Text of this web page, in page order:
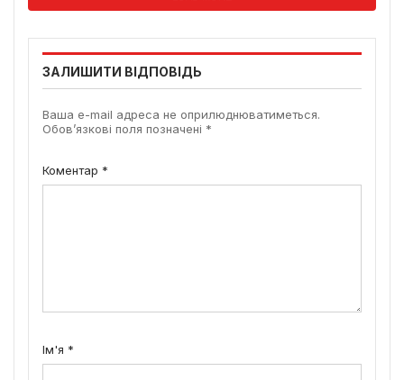
ЗАЛИШИТИ ВІДПОВІДЬ
Ваша e-mail адреса не оприлюднюватиметься.
Обов’язкові поля позначені *
Коментар *
Ім'я *